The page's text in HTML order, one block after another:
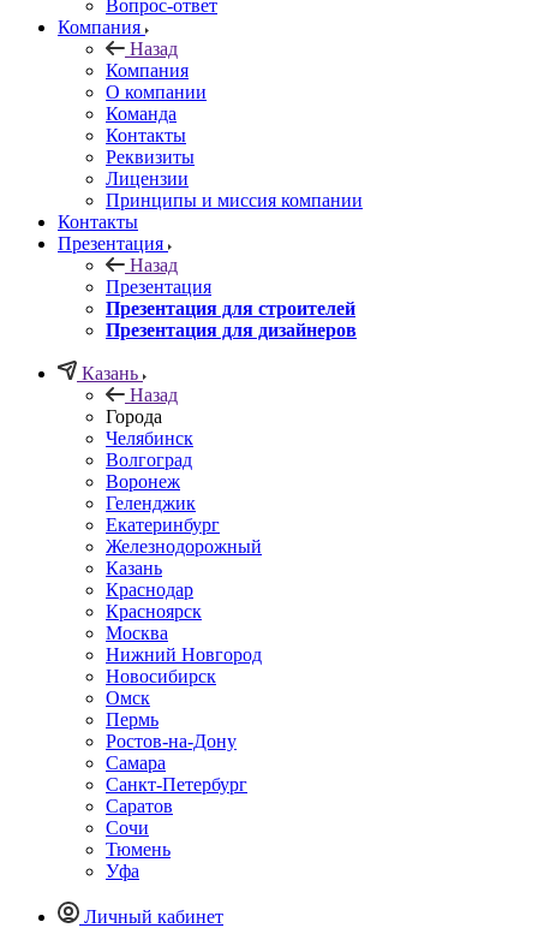
Вопрос-ответ
Компания
Назад
Компания
О компании
Команда
Контакты
Реквизиты
Лицензии
Принципы и миссия компании
Контакты
Презентация
Назад
Презентация
Презентация для строителей
Презентация для дизайнеров
Казань
Назад
Города
Челябинск
Волгоград
Воронеж
Геленджик
Екатеринбург
Железнодорожный
Казань
Краснодар
Красноярск
Москва
Нижний Новгород
Новосибирск
Омск
Пермь
Ростов-на-Дону
Самара
Санкт-Петербург
Саратов
Сочи
Тюмень
Уфа
Личный кабинет